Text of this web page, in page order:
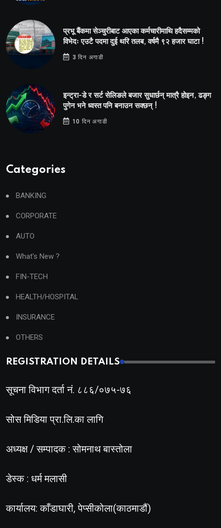
प्रभू बैंकमा सेञ्चुरीबाट आएका कर्मचारीमाथि हदैसम्मको
विभेदः एउटै पदमा दुई थरि तलब, वर्षमै ९२ हजार घाटा !
3 दिन अगाडी
इन्ट्रा-डे र सर्ट सेलिङले बजार सुधार्छन् मात्रै होइन, ढङ्ग
पुगेन भने ध्वस्त पनि बनाउन सक्छन् !
10 दिन अगाडी
Categories
BANKING
CORPORATE
AUTO
What's New ?
FIN-TECH
HEALTH/HOSPITAL
INSURANCE
OTHERS
REGISTRATION DETAILS
सूचना विभाग दर्ता नं. ८८६/०७५-७६
सोस मिडिया प्रा.लि.का लागि
अध्यक्ष / सम्पादक : सोमनाथ बास्तोला
डेस्क : धर्म मलासी
कार्यालय: काँडाघारी, पेप्सीकोला(काठमाडौं)